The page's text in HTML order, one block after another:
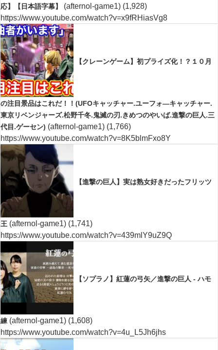
応】【日本語字幕】
(afternol-game1) (1,928)
https://www.youtube.com/watch?v=x9fRHiasVg8
【クレーンゲーム】初プライズ化！？１０月
の注目景品はこれだ！！(UFOキャッチャー.ユーフォ―キャッチャー.
東京リベンジャーズ.松野千冬.鬼滅の刃.きめつのやいば.進撃の巨人.三
代目.ゲーセン) (afternol-game1) (1,766)
https://www.youtube.com/watch?v=8K5blmFxo8Y
【進撃の巨人】実は熟女好きだったフリッツ
王 (afternol-game1) (1,741)
https://www.youtube.com/watch?v=439mlY9uZ9Q
【ソプラノ】紅蓮の弓矢／進撃の巨人 - ハモ
練 (afternol-game1) (1,608)
https://www.youtube.com/watch?v=4u_L5Jh6jhs